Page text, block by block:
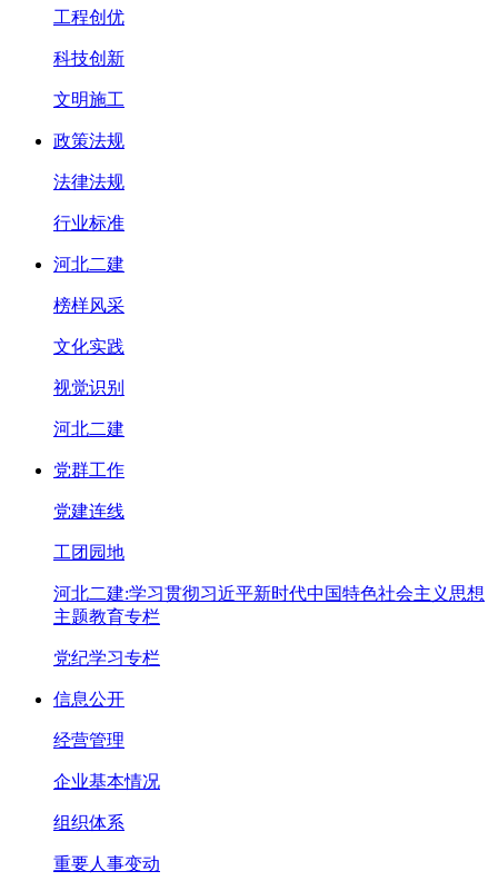
工程创优
科技创新
文明施工
政策法规
法律法规
行业标准
河北二建
榜样风采
文化实践
视觉识别
河北二建
党群工作
党建连线
工团园地
河北二建:学习贯彻习近平新时代中国特色社会主义思想
主题教育专栏
党纪学习专栏
信息公开
经营管理
企业基本情况
组织体系
重要人事变动